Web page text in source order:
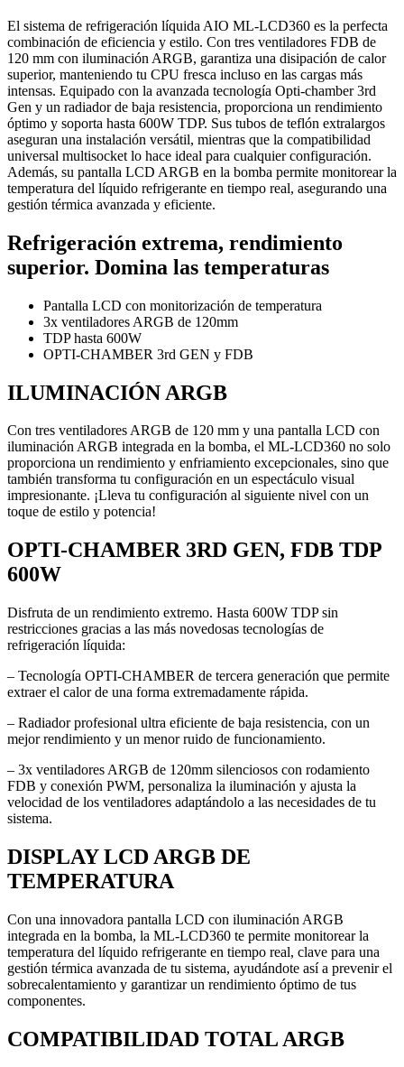
El sistema de refrigeración líquida AIO ML-LCD360 es la perfecta
combinación de eficiencia y estilo. Con tres ventiladores FDB de
120 mm con iluminación ARGB, garantiza una disipación de calor
superior, manteniendo tu CPU fresca incluso en las cargas más
intensas. Equipado con la avanzada tecnología Opti-chamber 3rd
Gen y un radiador de baja resistencia, proporciona un rendimiento
óptimo y soporta hasta 600W TDP. Sus tubos de teflón extralargos
aseguran una instalación versátil, mientras que la compatibilidad
universal multisocket lo hace ideal para cualquier configuración.
Además, su pantalla LCD ARGB en la bomba permite monitorear la
temperatura del líquido refrigerante en tiempo real, asegurando una
gestión térmica avanzada y eficiente.
Refrigeración extrema, rendimiento
superior. Domina las temperaturas
Pantalla LCD con monitorización de temperatura
3x ventiladores ARGB de 120mm
TDP hasta 600W
OPTI-CHAMBER 3rd GEN y FDB
ILUMINACIÓN ARGB
Con tres ventiladores ARGB de 120 mm y una pantalla LCD con
iluminación ARGB integrada en la bomba, el ML-LCD360 no solo
proporciona un rendimiento y enfriamiento excepcionales, sino que
también transforma tu configuración en un espectáculo visual
impresionante. ¡Lleva tu configuración al siguiente nivel con un
toque de estilo y potencia!
OPTI-CHAMBER 3RD GEN, FDB TDP
600W
Disfruta de un rendimiento extremo. Hasta 600W TDP sin
restricciones gracias a las más novedosas tecnologías de
refrigeración líquida:
‒ Tecnología OPTI-CHAMBER de tercera generación que permite
extraer el calor de una forma extremadamente rápida.
‒ Radiador profesional ultra eficiente de baja resistencia, con un
mejor rendimiento y un menor ruido de funcionamiento.
‒ 3x ventiladores ARGB de 120mm silenciosos con rodamiento
FDB y conexión PWM, personaliza la iluminación y ajusta la
velocidad de los ventiladores adaptándolo a las necesidades de tu
sistema.
DISPLAY LCD ARGB DE
TEMPERATURA
Con una innovadora pantalla LCD con iluminación ARGB
integrada en la bomba, la ML-LCD360 te permite monitorear la
temperatura del líquido refrigerante en tiempo real, clave para una
gestión térmica avanzada de tu sistema, ayudándote así a prevenir el
sobrecalentamiento y garantizar un rendimiento óptimo de tus
componentes.
COMPATIBILIDAD TOTAL ARGB